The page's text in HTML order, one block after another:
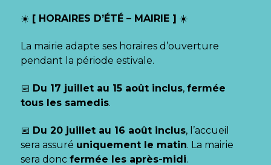
☀️ [ HORAIRES D’ÉTÉ – MAIRIE ] ☀️
La mairie adapte ses horaires d’ouverture
pendant la période estivale.
📅 Du 17 juillet au 15 août inclus, fermée
tous les samedis.
📅 Du 20 juillet au 16 août inclus, l’accueil
sera assuré uniquement le matin. La mairie
sera donc fermée les après-midi.